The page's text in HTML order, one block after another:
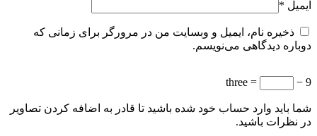
ایمیل *
ذخیره نام، ایمیل و وبسایت من در مرورگر برای زمانی که
دوباره دیدگاهی می‌نویسم.
9 −
= three
شما باید وارد حساب خود شده باشید تا قادر به اضافه کردن تصاویر
در نظرات باشید.